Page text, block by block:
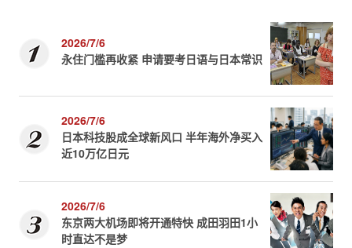
2026/7/6
永住门槛再收紧 申请要考日语与日本常识
2026/7/6
日本科技股成全球新风口 半年海外净买入
近10万亿日元
2026/7/6
东京两大机场即将开通特快 成田羽田1小
时直达不是梦